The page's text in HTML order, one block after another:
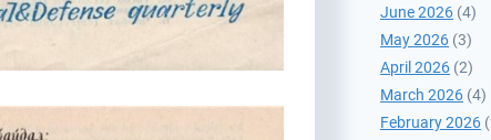
June 2026 (4)
May 2026 (3)
April 2026 (2)
March 2026 (4)
February 2026